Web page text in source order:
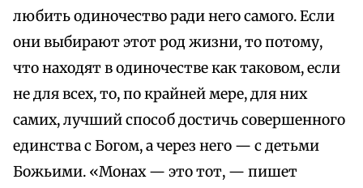
любить одиночество ради него самого. Если
они выбирают этот род жизни, то потому,
что находят в одиночестве как таковом, если
не для всех, то, по крайней мере, для них
самих, лучший способ достичь совершенного
единства с Богом, а через него — с детьми
Божьими. «Монах — это тот, — пишет